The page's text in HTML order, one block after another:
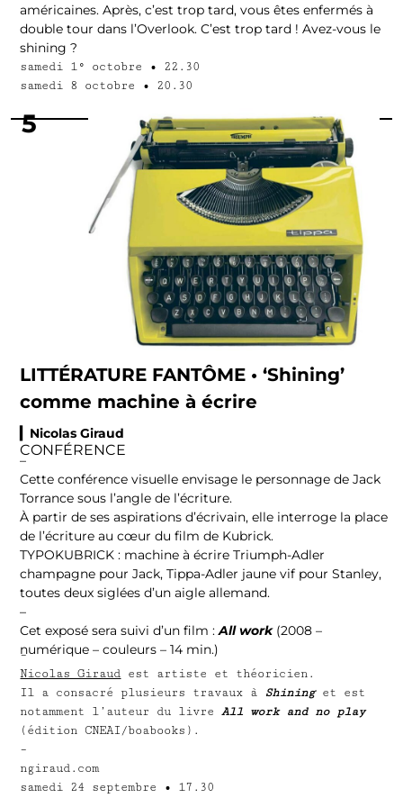
américaines. Après, c’est trop tard, vous êtes enfermés à
double tour dans l’Overlook. C’est trop tard ! Avez-vous le
shining ?
samedi 1° octobre • 22.30
samedi 8 octobre • 20.30
5
LITTÉRATURE FANTÔME • ‘Shining’
comme machine à écrire
▎Nicolas Giraud
CONFÉRENCE
–
Cette conférence visuelle envisage le personnage de Jack
Torrance sous l’angle de l’écriture.
À partir de ses aspirations d’écrivain, elle interroge la place
de l’écriture au cœur du film de Kubrick.
TYPOKUBRICK : machine à écrire Triumph-Adler
champagne pour Jack, Tippa-Adler jaune vif pour Stanley,
toutes deux siglées d’un aigle allemand.
–
Cet exposé sera suivi d’un film :All work (2008 –
numérique – couleurs – 14 min.)
–
Nicolas Giraud est artiste et théoricien.
Il a consacré plusieurs travaux à Shininget est
notamment l’auteur du livreAll work and no play
(édition CNEAI/boabooks).
–
ngiraud.com
samedi 24 septembre • 17.30